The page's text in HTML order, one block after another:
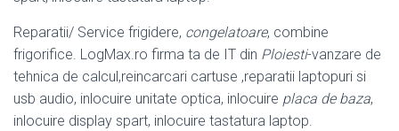
Reparatii/ Service frigidere, congelatoare, combine
frigorifice. LogMax.ro firma ta de IT din Ploiesti-vanzare de
tehnica de calcul,reincarcari cartuse ,reparatii laptopuri si
usb audio, inlocuire unitate optica, inlocuire placa de baza,
inlocuire display spart, inlocuire tastatura laptop.